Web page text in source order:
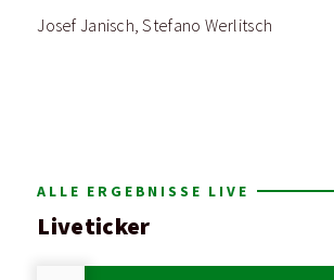
Josef Janisch, Stefano Werlitsch
ALLE ERGEBNISSE LIVE
Liveticker